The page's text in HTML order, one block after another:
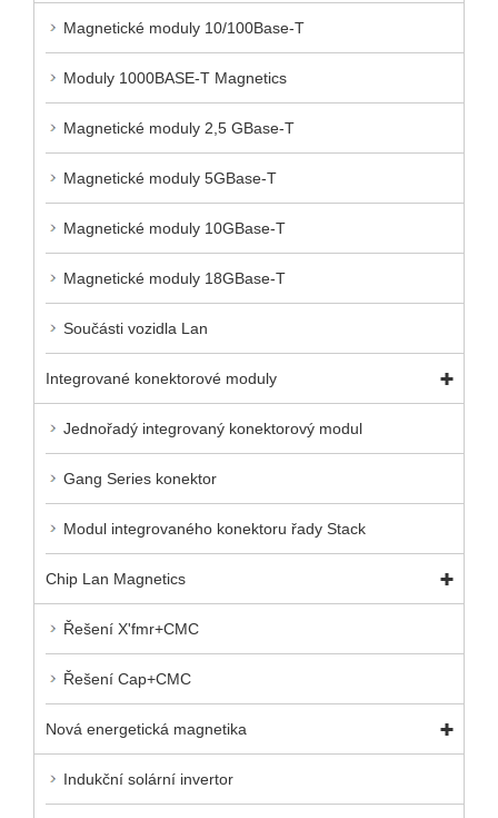
Magnetické moduly 10/100Base-T
Moduly 1000BASE-T Magnetics
Magnetické moduly 2,5 GBase-T
Magnetické moduly 5GBase-T
Magnetické moduly 10GBase-T
Magnetické moduly 18GBase-T
Součásti vozidla Lan
Integrované konektorové moduly
Jednořadý integrovaný konektorový modul
Gang Series konektor
Modul integrovaného konektoru řady Stack
Chip Lan Magnetics
Řešení X'fmr+CMC
Řešení Cap+CMC
Nová energetická magnetika
Indukční solární invertor